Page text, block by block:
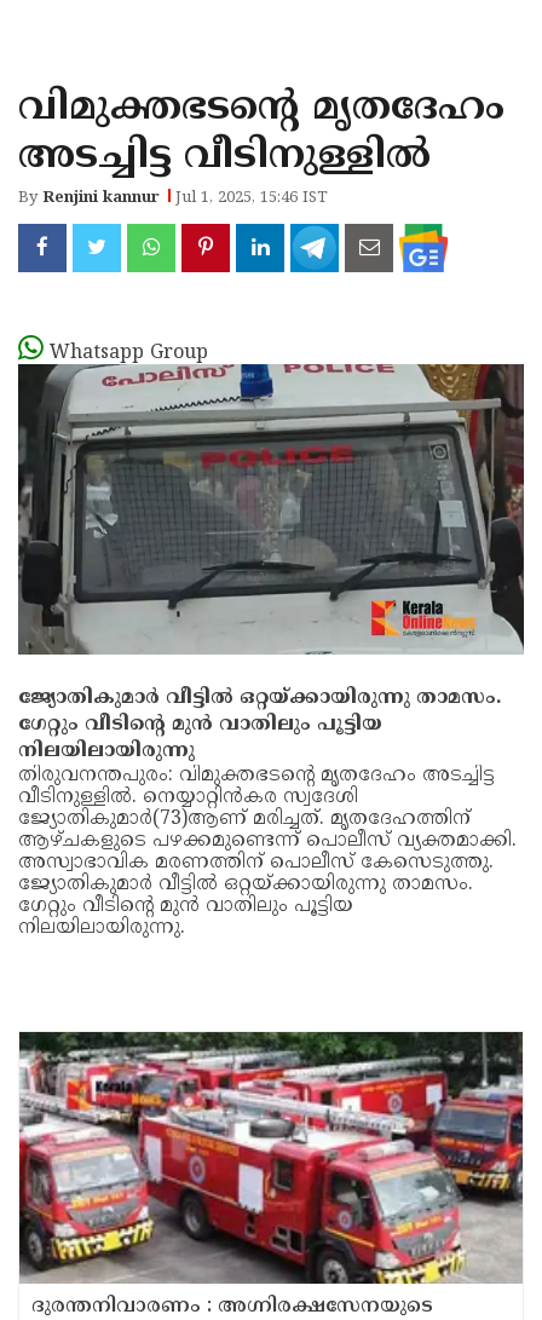
KANNUR
KASARAGOD
വിമുക്തഭടന്റെ മൃതദേഹം
അടച്ചിട്ട വീടിനുള്ളിൽ
ByRenjini kannur Jul 1, 2025, 15:46 IST
Whatsapp Group
ജ്യോതികുമാർ വീട്ടിൽ ഒറ്റയ്ക്കായിരുന്നു താമസം.
ഗേറ്റും വീടിന്റെ മുൻ വാതിലും പൂട്ടിയ
നിലയിലായിരുന്നു
തിരുവനന്തപുരം: വിമുക്തഭടന്റെ മൃതദേഹം അടച്ചിട്ട
വീടിനുള്ളിൽ. നെയ്യാറ്റിൻകര സ്വദേശി
ജ്യോതികുമാർ(73)ആണ് മരിച്ചത്. മൃതദേഹത്തിന്
ആഴ്ചകളുടെ പഴക്കമുണ്ടെന്ന് പൊലീസ് വ്യക്തമാക്കി.
അസ്വാഭാവിക മരണത്തിന് പൊലീസ് കേസെടുത്തു.
ജ്യോതികുമാർ വീട്ടിൽ ഒറ്റയ്ക്കായിരുന്നു താമസം.
ഗേറ്റും വീടിന്റെ മുൻ വാതിലും പൂട്ടിയ
നിലയിലായിരുന്നു.
ദുരന്തനിവാരണം : അഗ്നിരക്ഷസേനയുടെ